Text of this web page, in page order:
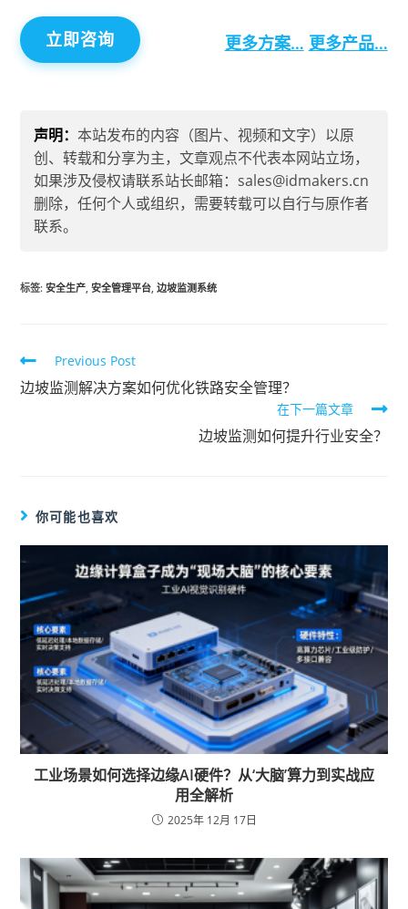
立即咨询 更多方案… 更多产品…
声明：本站发布的内容（图片、视频和文字）以原
创、转载和分享为主，文章观点不代表本网站立场，
如果涉及侵权请联系站长邮箱：sales@idmakers.cn
删除，任何个人或组织，需要转载可以自行与原作者
联系。
标签:安全生产, 安全管理平台, 边坡监测系统
Previous Post
边坡监测解决方案如何优化铁路安全管理？
在下一篇文章
边坡监测如何提升行业安全？
你可能也喜欢
工业场景如何选择边缘AI硬件？从‘大脑’算力到实战应
用全解析
2025年 12月 17日